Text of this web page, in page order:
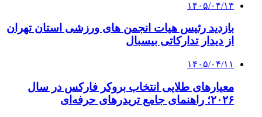
۱۴۰۵/۰۴/۱۳
بازدید رئیس هیات انجمن های ورزشی استان تهران
از دیدار تدارکاتی بیسبال
۱۴۰۵/۰۴/۱۱
معیارهای طلایی انتخاب بروکر فارکس در سال
۲۰۲۶؛ راهنمای جامع تریدرهای حرفه‌ای